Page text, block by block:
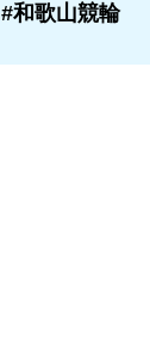
#和歌山競輪